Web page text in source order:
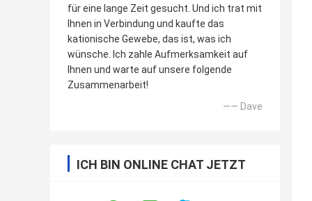
für eine lange Zeit gesucht. Und ich trat mit
Ihnen in Verbindung und kaufte das
kationische Gewebe, das ist, was ich
wünsche. Ich zahle Aufmerksamkeit auf
Ihnen und warte auf unsere folgende
Zusammenarbeit!
—— Dave
ICH BIN ONLINE CHAT JETZT